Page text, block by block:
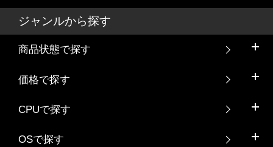
ジャンルから探す
商品状態で探す
価格で探す
CPUで探す
OSで探す